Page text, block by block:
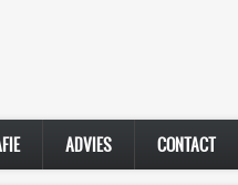
ADVIES CONTACT